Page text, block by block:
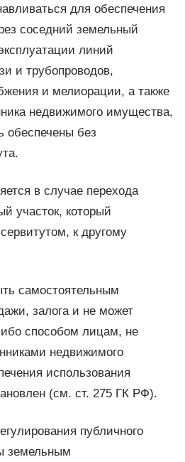
для обеспечения
соседний земельный
линий
и трубопроводов,
и мелиорации, а также
недвижимого имущества,
обеспечены без
в случае перехода
участок, который
к другому
самостоятельным
залога и не может
способом лицам, не
недвижимого
использования
(см. ст. 275 ГК РФ).
публичного
земельным